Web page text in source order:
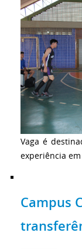
Vaga é
experiência
Campus